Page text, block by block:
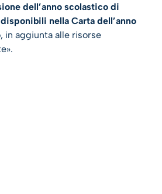
dell’anno scolastico di
nella Carta dell’anno
, in aggiunta alle risorse